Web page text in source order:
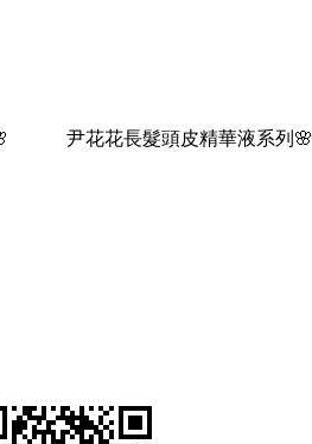
尹花花長髮頭皮精華液系列🌸